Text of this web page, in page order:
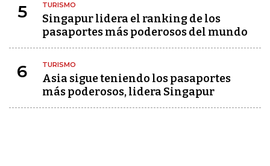
5 TURISMO
Singapur lidera el ranking de los
pasaportes más poderosos del mundo
6 TURISMO
Asia sigue teniendo los pasaportes
más poderosos, lidera Singapur